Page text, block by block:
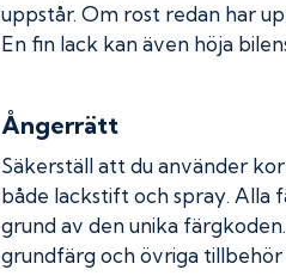
uppstår. Om rost redan har
En fin lack kan även höja
Ångerrätt
Säkerställ att du använder
både lackstift och spray. Alla
grund av den unika
grundfärg och övriga